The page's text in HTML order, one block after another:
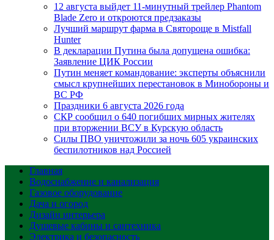
12 августа выйдет 11-минутный трейлер Phantom
Blade Zero и откроются предзаказы
Лучший маршрут фарма в Святороще в Mistfall
Hunter
В декларации Путина была допущена ошибка:
Заявление ЦИК России
Путин меняет командование: эксперты объяснили
смысл крупнейших перестановок в Минобороны и
ВС РФ
Праздники 6 августа 2026 года
СКР сообщил о 640 погибших мирных жителях
при вторжении ВСУ в Курскую область
Силы ПВО уничтожили за ночь 605 украинских
беспилотников над Россией
Главная
Водоснабжение и канализация
Газовое оборудование
Дача и огород
Дизайн интерьера
Душевые кабины и сантехника
Электрика и безопасность